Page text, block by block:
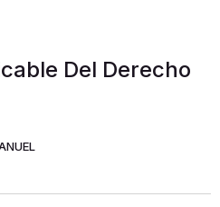
Del Derecho